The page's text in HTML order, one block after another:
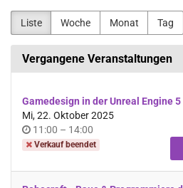
Liste Woche Monat Tag
Vergangene Veranstaltungen
Gamedesign in der Unreal Engine 5
Mi, 22. Oktober 2025
Uhrzeit
11:00 – bis
14:00
Verkauf beendet